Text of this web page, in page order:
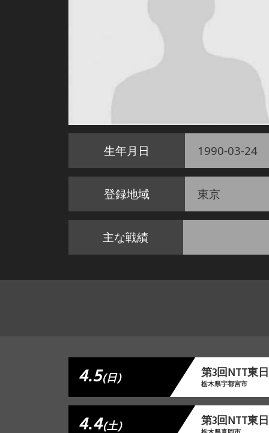
生年月日 1990-03-24
登録地域 東京
主な戦績
4.5(日) 第3回NTT東
栃木県宇都宮市
4.4(土) 第3回NTT東